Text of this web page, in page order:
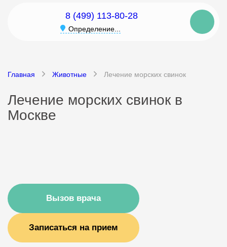
8 (499) 113-80-28
Определение...
Главная Животные Лечение морских свинок
Лечение морских свинок в
Москве
Вызов врача
Записаться на прием